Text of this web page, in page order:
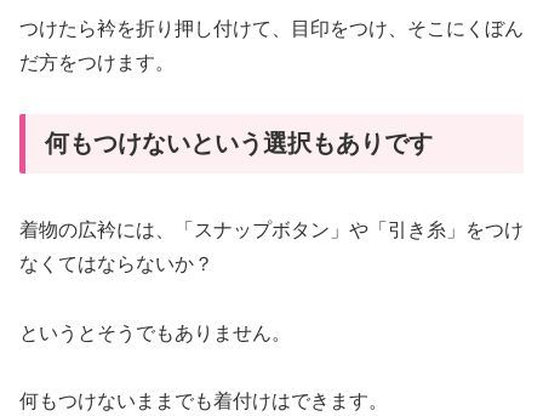
つけたら衿を折り押し付けて、目印をつけ、そこにくぼん
だ方をつけます。
何もつけないという選択もありです
着物の広衿には、「スナップボタン」や「引き糸」をつけ
なくてはならないか？
というとそうでもありません。
何もつけないままでも着付けはできます。